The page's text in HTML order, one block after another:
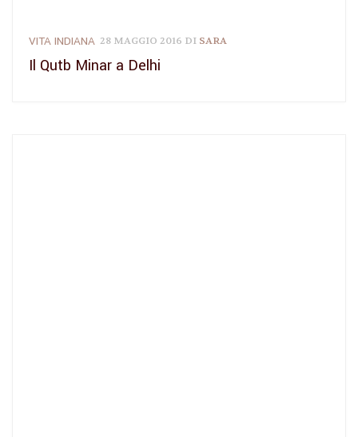
VITA INDIANA 28 MAGGIO 2016 DI SARA
Il Qutb Minar a Delhi